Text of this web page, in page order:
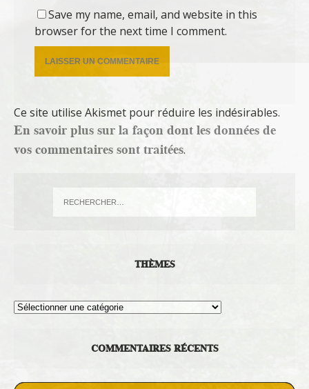
Save my name, email, and website in this
browser for the next time I comment.
Ce site utilise Akismet pour réduire les indésirables.
En savoir plus sur la façon dont les données de
vos commentaires sont traitées.
THÈMES
Thèmes
COMMENTAIRES RÉCENTS